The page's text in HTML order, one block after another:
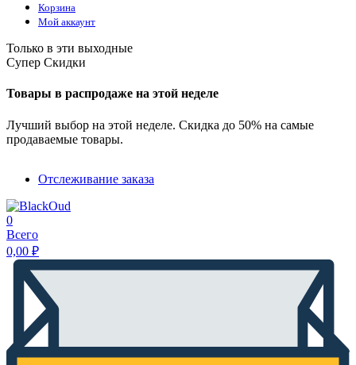
Корзина
Мой аккаунт
Только в эти выходные
Супер Скидки
Товары в распродаже на этой неделе
Лучший выбор на этой неделе. Скидка до 50% на самые
продаваемые товары.
Отслеживание заказа
0
Всего
0,00 ₽